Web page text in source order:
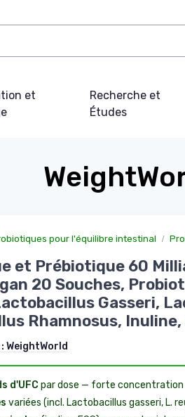
et
Recherche et
Études
pour l'équilibre intestinal
et Prébiotique 60
20 Souches,
Gasseri,
Rhamnosus, Inuline,
WeightWorld
d'UFC par dose — forte concentration
variées (incl. Lactobacillus gasseri, L.